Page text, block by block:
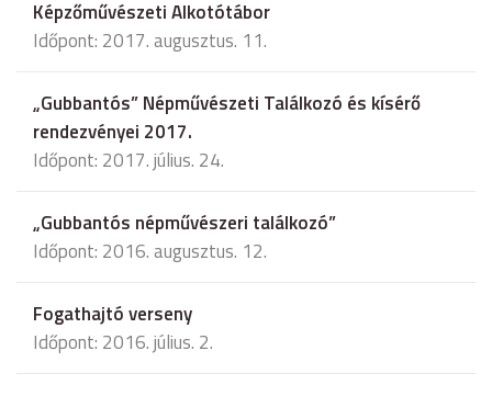
Képzőművészeti Alkotótábor
Időpont: 2017. augusztus. 11.
„Gubbantós” Népművészeti Találkozó és kísérő
rendezvényei 2017.
Időpont: 2017. július. 24.
„Gubbantós népművészeri találkozó”
Időpont: 2016. augusztus. 12.
Fogathajtó verseny
Időpont: 2016. július. 2.